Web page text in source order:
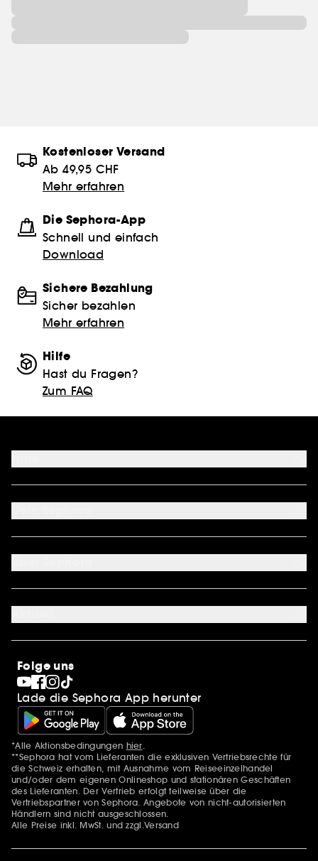
Kostenloser Versand
Ab 49,95 CHF
Mehr erfahren
Die Sephora-App
Schnell und einfach
Download
Sichere Bezahlung
Sicher bezahlen
Mehr erfahren
Hilfe
Hast du Fragen?
Zum FAQ
FAQ
Kontakt
Mein Konto
Cookie Einstellungen
Über uns
Karriere
SEPHORA Prize
Clean at Sephora
Pride
Folge uns
Lade die Sephora App herunter
Zusätzlich Erwähnungen
*Alle Aktionsbedingungen hier.
**Sephora hat vom Lieferanten die exklusiven Vertriebsrechte für
die Schweiz erhalten, mit Ausnahme vom Reiseeinzelhandel
und/oder dem eigenen Onlineshop und stationären Geschäften
des Lieferanten. Der Vertrieb erfolgt teilweise über die
Vertriebspartner von Sephora. Angebote von nicht-autorisierten
Händlern sind nicht ausgeschlossen.
Alle Preise inkl. MwSt. und zzgl.Versand